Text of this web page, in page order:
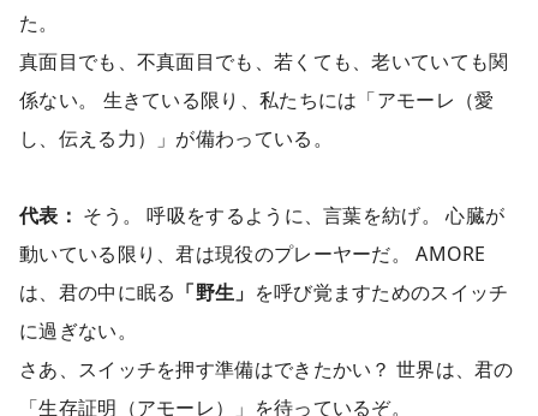
た。
真面目でも、不真面目でも、若くても、老いていても関
係ない。 生きている限り、私たちには「アモーレ（愛
し、伝える力）」が備わっている。
代表： そう。 呼吸をするように、言葉を紡げ。 心臓が
動いている限り、君は現役のプレーヤーだ。 AMORE
は、君の中に眠る 「野生」 を呼び覚ますためのスイッチ
に過ぎない。
さあ、スイッチを押す準備はできたかい？ 世界は、君の
「生存証明（アモーレ）」を待っているぞ。